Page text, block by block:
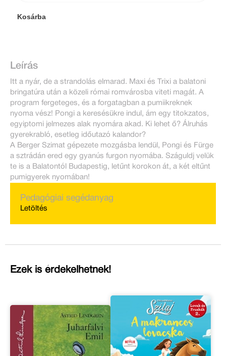
Kosárba
Leírás
Itt a nyár, de a strandolás elmarad. Maxi és Trixi a balatoni
bringatúra után a közeli római romvárosba viteti magát. A
program fergeteges, és a forgatagban a pumiikreknek
nyoma vész! Pongi a keresésükre indul, ám egy titokzatos,
egyiptomi jelmezes alak nyomára akad. Ki lehet ő? Álruhás
gyerekrabló, esetleg időutazó kalandor?
A Berger Szimat gépezete mozgásba lendül, Pongi és Fürge
a sztrádán ered egy gyanús furgon nyomába. Száguldj velük
te is a Balatontól Budapestig, letűnt korokon át, a két eltűnt
pumigyerek nyomában!
Pedagógiai segédanyag
Letöltés
Ezek is érdekelhetnek!